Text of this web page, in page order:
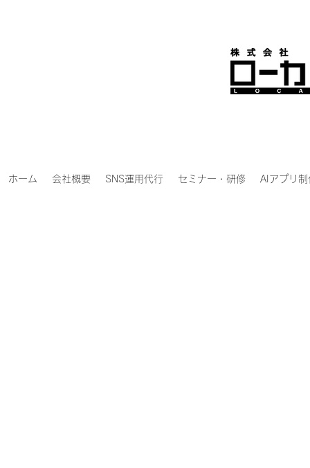
ホーム 会社概要 SNS運用代行 セミナー・研修 AIアプリ制